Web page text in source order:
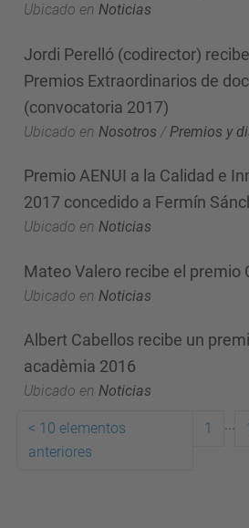
Ubicado en Noticias
Jordi Perelló (codirector)
Premios Extraordinarios de
(convocatoria 2017)
Ubicado en Nosotros / Premios y
Premio AENUI a la Calidad e
2017 concedido a Fermín
Ubicado en Noticias
Mateo Valero recibe el premio
Ubicado en Noticias
Albert Cabellos recibe un
acadèmia 2016
Ubicado en Noticias
< 10 elementos
anteriores
1